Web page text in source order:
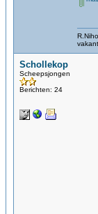
Schollekop
Scheepsjongen
Berichten: 24